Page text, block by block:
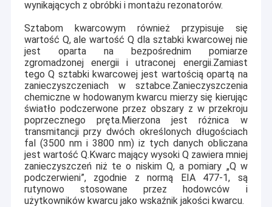
wynikających z obróbki i montażu rezonatorów.
Sztabom kwarcowym również przypisuje się
wartość Q, ale wartość Q dla sztabki kwarcowej nie
jest oparta na bezpośrednim pomiarze
zgromadzonej energii i utraconej energii.Zamiast
tego Q sztabki kwarcowej jest wartością opartą na
zanieczyszczeniach w sztabce.Zanieczyszczenia
chemiczne w hodowanym kwarcu mierzy się kierując
światło podczerwone przez obszary z w przekroju
poprzecznego pręta.Mierzona jest różnica w
transmitancji przy dwóch określonych długościach
fal (3500 nm i 3800 nm) iz tych danych obliczana
jest wartość Q.Kwarc mający wysoki Q zawiera mniej
zanieczyszczeń niż te o niskim Q, a pomiary „Q w
podczerwieni”, zgodnie z normą EIA 477-1, są
rutynowo stosowane przez hodowców i
użytkowników kwarcu jako wskaźnik jakości kwarcu.